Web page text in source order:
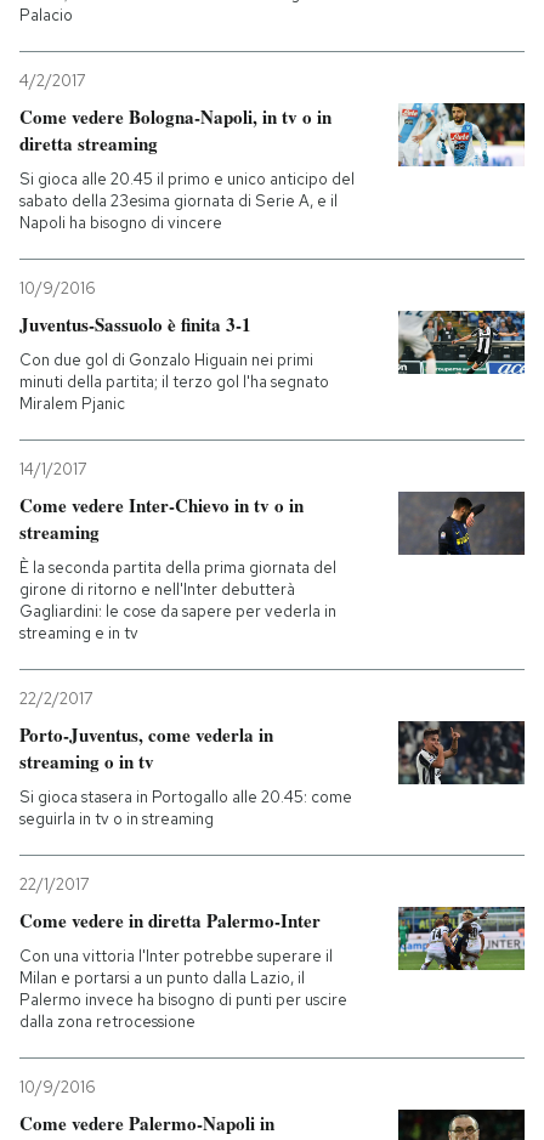
Palacio
4/2/2017
Come vedere Bologna-Napoli, in tv o in
diretta streaming
Si gioca alle 20.45 il primo e unico anticipo del
sabato della 23esima giornata di Serie A, e il
Napoli ha bisogno di vincere
10/9/2016
Juventus-Sassuolo è finita 3-1
Con due gol di Gonzalo Higuain nei primi
minuti della partita; il terzo gol l'ha segnato
Miralem Pjanic
14/1/2017
Come vedere Inter-Chievo in tv o in
streaming
È la seconda partita della prima giornata del
girone di ritorno e nell'Inter debutterà
Gagliardini: le cose da sapere per vederla in
streaming e in tv
22/2/2017
Porto-Juventus, come vederla in
streaming o in tv
Si gioca stasera in Portogallo alle 20.45: come
seguirla in tv o in streaming
22/1/2017
Come vedere in diretta Palermo-Inter
Con una vittoria l'Inter potrebbe superare il
Milan e portarsi a un punto dalla Lazio, il
Palermo invece ha bisogno di punti per uscire
dalla zona retrocessione
10/9/2016
Come vedere Palermo-Napoli in